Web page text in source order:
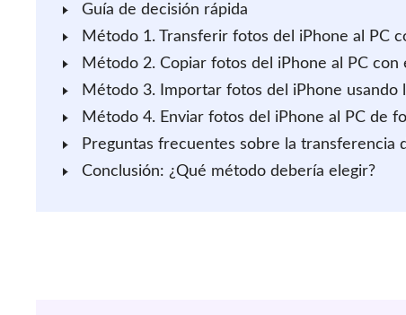
Guía de decisión rápida
Método 1. Transferir fotos del iPhone al PC
Método 2. Copiar fotos del iPhone al PC
Método 3. Importar fotos del iPhone usando
Método 4. Enviar fotos del iPhone al PC de
Preguntas frecuentes sobre la transferencia
Conclusión: ¿Qué método debería elegir?